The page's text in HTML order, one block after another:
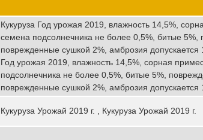
Кукуруза Год урожая 2019, влажность 14,5%,
семена подсолнечника не более 0,5%, битые 5%,
поврежденные сушкой 2%, амброзия допускается
Год урожая 2019, влажность 14,5%, сорная
подсолнечника не более 0,5%, битые 5%,
поврежденные сушкой 2%, амброзия допускается
Кукуруза Урожай 2019 г. , Кукуруза Урожай 2019 г.